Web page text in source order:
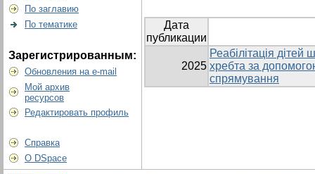
По заглавию
По тематике
Зарегистрированным:
Обновления на e-mail
Мой архив
ресурсов
Редактировать профиль
Справка
О DSpace
Дата
публикации
2025
Реабілітація дітей
хребта за
спрямування